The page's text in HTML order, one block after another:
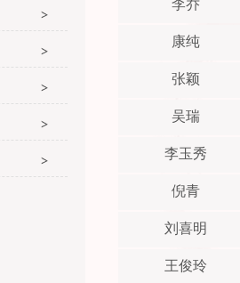
李乔
康纯
张颖
吴瑞
李玉秀
倪青
刘喜明
王俊玲